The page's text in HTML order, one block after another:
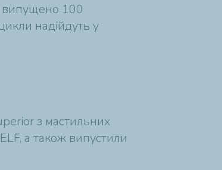
випущено 100
надійдуть у
з мастильних
а також випустили